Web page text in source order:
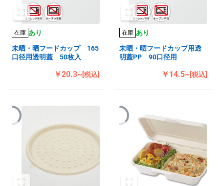
在庫 あり
未晒・晒フードカップ 165
口径用透明蓋 50枚入
￥20.3~[税込]
在庫 あり
未晒・晒フードカップ用透
明蓋PP 90口径用
￥14.5~[税込]